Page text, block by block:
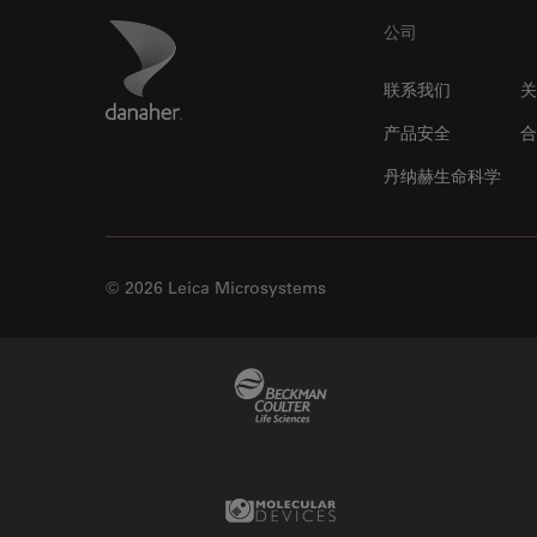
Danaher Logo 公司
联系我们
产品安全
丹纳赫生命科学
© 2026 Leica Microsystems
Molecular Devices Link